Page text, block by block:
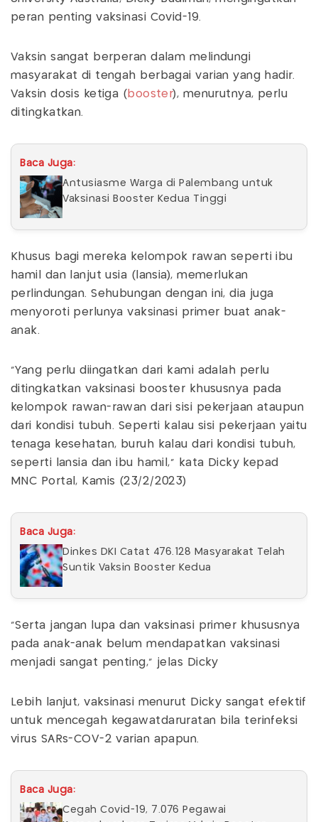
peran penting vaksinasi Covid-19.
Vaksin sangat berperan dalam melindungi
masyarakat di tengah berbagai varian yang hadir.
Vaksin dosis ketiga ( booster), menurutnya, perlu
ditingkatkan.
Baca Juga:
Antusiasme Warga di Palembang untuk
Vaksinasi Booster Kedua Tinggi
Khusus bagi mereka kelompok rawan seperti ibu
hamil dan lanjut usia (lansia), memerlukan
perlindungan. Sehubungan dengan ini, dia juga
menyoroti perlunya vaksinasi primer buat anak-
anak.
"Yang perlu diingatkan dari kami adalah perlu
ditingkatkan vaksinasi booster khususnya pada
kelompok rawan-rawan dari sisi pekerjaan ataupun
dari kondisi tubuh. Seperti kalau sisi pekerjaan yaitu
tenaga kesehatan, buruh kalau dari kondisi tubuh,
seperti lansia dan ibu hamil," kata Dicky kepad
MNC Portal, Kamis (23/2/2023)
Baca Juga:
Dinkes DKI Catat 476.128 Masyarakat Telah
Suntik Vaksin Booster Kedua
"Serta jangan lupa dan vaksinasi primer khususnya
pada anak-anak belum mendapatkan vaksinasi
menjadi sangat penting," jelas Dicky
Lebih lanjut, vaksinasi menurut Dicky sangat efektif
untuk mencegah kegawatdaruratan bila terinfeksi
virus SARs-COV-2 varian apapun.
Baca Juga:
Cegah Covid-19, 7.076 Pegawai